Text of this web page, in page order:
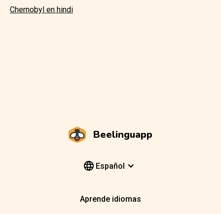
Chernobyl en hindi
Beelinguapp
Español
Aprende idiomas